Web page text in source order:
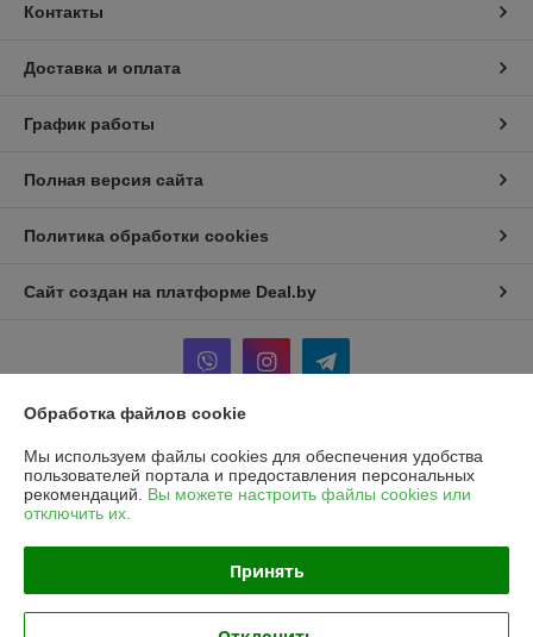
Контакты
Доставка и оплата
График работы
Полная версия сайта
Политика обработки cookies
Сайт создан на платформе Deal.by
Информация для покупателя
Юридическое лицо: Частное унитарное предприятие «Рапидита»
220140, г. Минск, ул. Лещинского, 14А, пом. 342
Регистрационный орган: Минский горисполком
Обработка файлов cookie
Мы используем файлы cookies для обеспечения удобства
пользователей портала и предоставления персональных
рекомендаций. Вы можете настроить файлы cookies или
отключить их.
Принять